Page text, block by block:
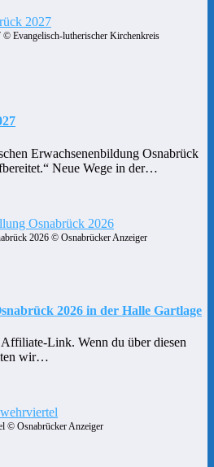
Evangelisch-lutherischer Kirchenkreis
Erwachsenenbildung Osnabrück
Neue Wege in der…
2026 © Osnabrücker Anzeiger
2026 in der Halle Gartlage
Link. Wenn du über diesen
wir…
© Osnabrücker Anzeiger